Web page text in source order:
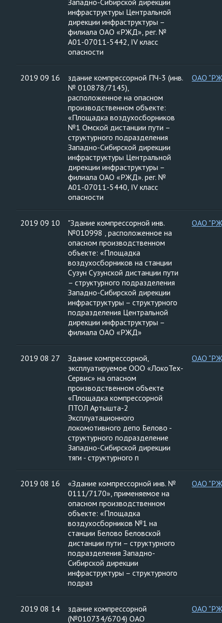
Западно-Сибирской дирекции
инфраструктуры Центральной
дирекции инфраструктуры –
филиала ОАО «РЖД», рег. №
А01-07011-5442, IV класс
опасности
2019 09 16
здание компрессорной ПЧ-3 (инв.
№ 010878/7145),
расположенное на опасном
производственном объекте:
«Площадка воздухосборников
№1 Омской дистанции пути –
структурного подразделения
Западно-Сибирской дирекции
инфраструктуры Центральной
дирекции инфраструктуры –
филиала ОАО «РЖД». рег. №
А01-07011-5440, IV класс
опасности
ОАО
2019 09 10
"Здание компрессорной инв.
№010998 , расположенное на
опасном производственном
объекте: «Площадка
воздухосборников на станции
Сузун Сузунской дистанции пути
– структурного подразделения
Западно-Сибирской дирекции
инфраструктуры – структурного
подразделения Центральной
дирекции инфраструктуры –
филиала ОАО «РЖД»
ОАО
2019 08 27
Здание компрессорной,
эксплуатируемое ООО «ЛокоТех-
Сервис» на опасном
производственном объекте
«Площадка компрессорной
ПТОЛ Артышта-2
Эксплуатационного
локомотивного депо Белово -
структурного подразделение
Западно-Сибирской дирекции
тяги - структурного п
ОАО
2019 08 16
«Здание компрессорной инв. №
0111/7170», применяемое на
опасном производственном
объекте: «Площадка
воздухосборников №1 на
станции Белово Беловской
дистанции пути – структурного
подразделения Западно-
Сибирской дирекции
инфраструктуры – структурного
подраз
ОАО
2019 08 14
здание компрессорной
(№010734/6704) ОАО
ОАО